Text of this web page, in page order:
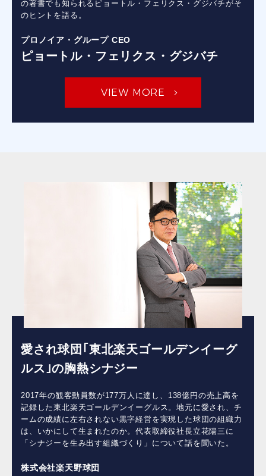
の著書でも知られるピョートル・フェリクス・グジバチがそ
のヒントを語る。
プロノイア・グループ CEO
ピョートル・フェリクス・グジバチ
VIEW MORE
愛され球団｢東北楽天ゴールデンイーグ
ルス｣の胸熱シナジー
2017年の観客動員数が177万人に達し、138億円の売上高を
記録した東北楽天ゴールデンイーグルス。地元に愛され、チ
ームの成績に左右されない黒字経営を実現した球団の組織力
は、いかにして生まれたのか。代表取締役社長立花陽三に
「シナジーを生み出す組織づくり」について話を聞いた。
株式会社楽天野球団